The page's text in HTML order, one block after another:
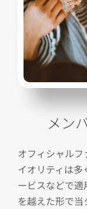
メン
オフィシャル
イオリティは
ービスなどで
を越えた形で当